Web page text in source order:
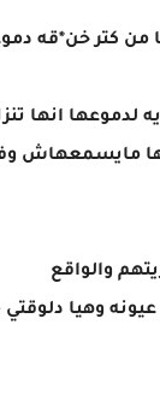
كتر خن*قه
انها
مايسمعهاش
والواقع
وهيا